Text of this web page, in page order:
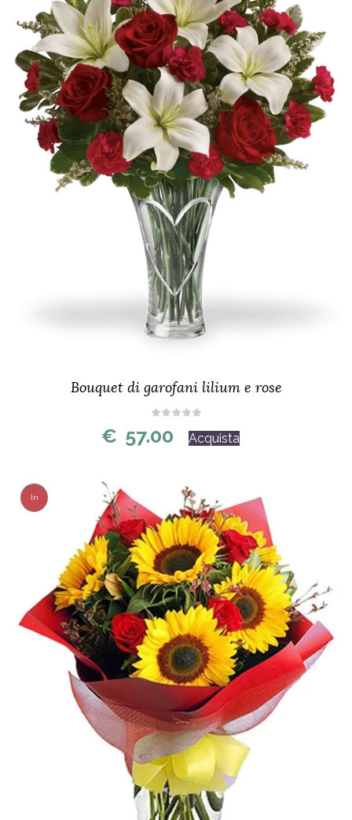
Bouquet di garofani lilium e rose
€ 57.00 Acquista
In